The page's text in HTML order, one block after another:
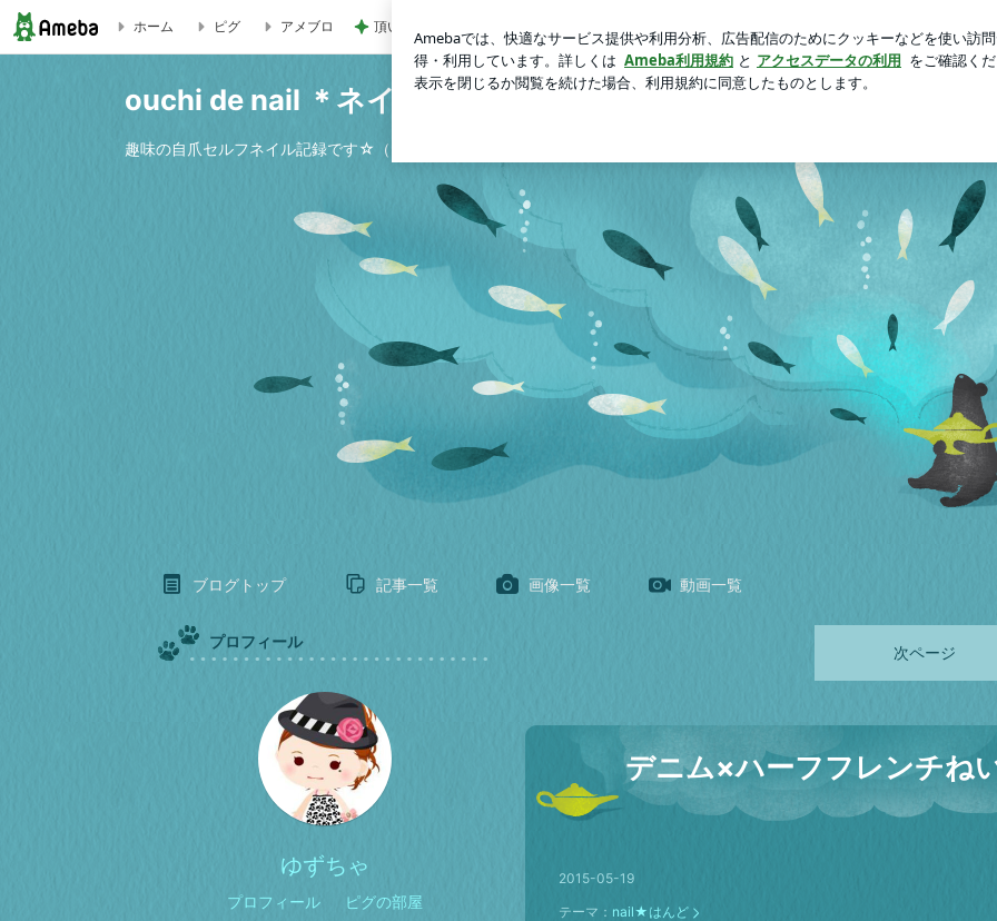
ホーム ピグ アメブロ 頂いた珍しいお味の可愛いパッケージ 新規登録
ouchi de nail ＊ネイル記録＊
趣味の自爪セルフネイル記録です☆（ネイルポリッシュ使用）
ブログトップ 記事一覧 画像一覧 動画一覧
次ページ
デニム×ハーフフレンチね
2015-05-19
テーマ： nail★はんど
プロフィール
ゆずちゃ
プロフィール ピグの部屋